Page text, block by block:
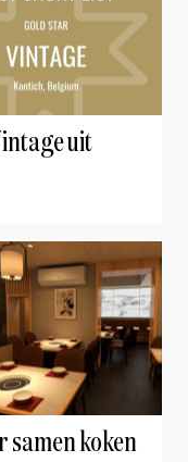
uit
samen koken